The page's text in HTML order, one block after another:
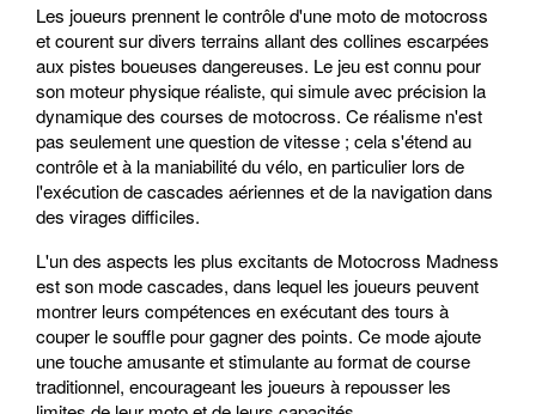
Les joueurs prennent le contrôle d'une moto de motocross
et courent sur divers terrains allant des collines escarpées
aux pistes boueuses dangereuses. Le jeu est connu pour
son moteur physique réaliste, qui simule avec précision la
dynamique des courses de motocross. Ce réalisme n'est
pas seulement une question de vitesse ; cela s'étend au
contrôle et à la maniabilité du vélo, en particulier lors de
l'exécution de cascades aériennes et de la navigation dans
des virages difficiles.
L'un des aspects les plus excitants de Motocross Madness
est son mode cascades, dans lequel les joueurs peuvent
montrer leurs compétences en exécutant des tours à
couper le souffle pour gagner des points. Ce mode ajoute
une touche amusante et stimulante au format de course
traditionnel, encourageant les joueurs à repousser les